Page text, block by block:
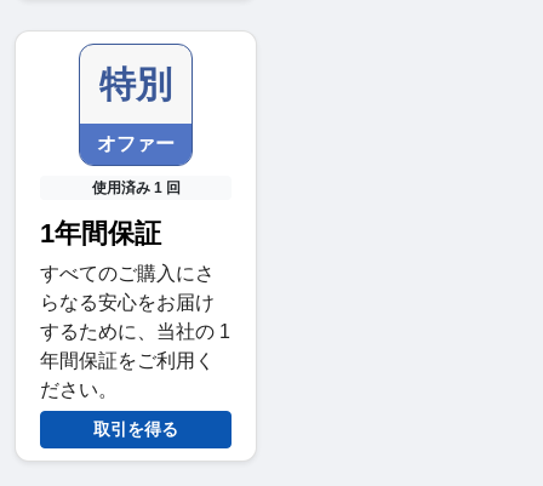
特別
オファー
使用済み 1 回
1年間保証
すべてのご購入にさ
らなる安心をお届け
するために、当社の 1
年間保証をご利用く
ださい。
取引を得る